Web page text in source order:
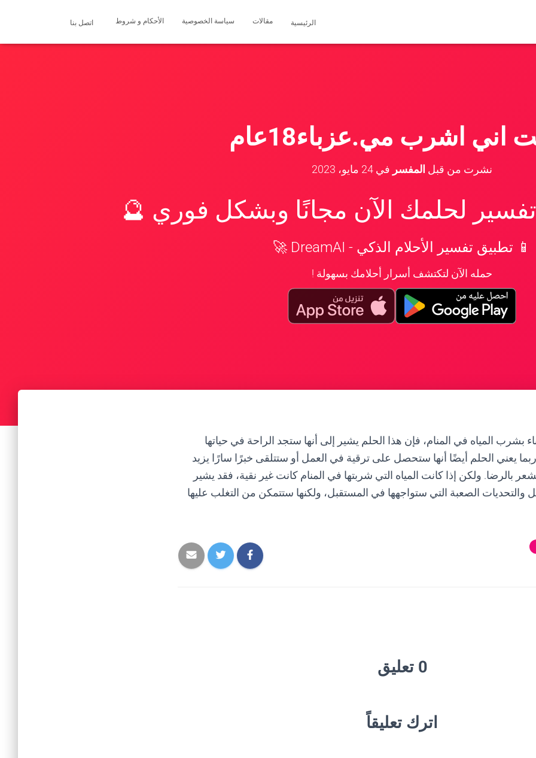
الرئيسية مقالات سياسة الخصوصية الأحكام و شروط اتصل بنا
اني اشرب مي.عزباء18عام
نشرت من قبل المفسر في 24 مايو، 2023
لحلمك الآن مجانًا وبشكل فوري 🔮
📱 تطبيق تفسير الأحلام الذكي - DreamAI 🚀
حمله الآن لتكتشف أسرار أحلامك بسهولة !
بشرب المياه في المنام، فإن هذا الحلم يشير إلى أنها ستجد الراحة في حياتها
يعني الحلم أيضًا أنها ستحصل على ترقية في العمل أو ستتلقى خبرًا سارًا يزيد
بالرضا. ولكن إذا كانت المياه التي شربتها في المنام كانت غير نقية، فقد يشير
الصعبة التي ستواجهها في المستقبل، ولكنها ستتمكن من التغلب عليها
0 تعليق
اترك تعليقاً